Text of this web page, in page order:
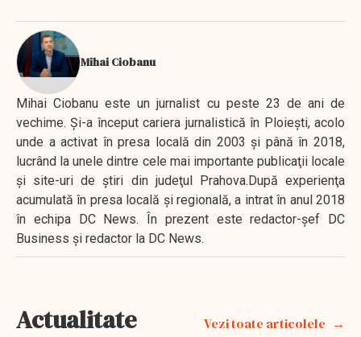
Mihai Ciobanu
Mihai Ciobanu este un jurnalist cu peste 23 de ani de
vechime. Şi-a început cariera jurnalistică în Ploieşti, acolo
unde a activat în presa locală din 2003 şi până în 2018,
lucrând la unele dintre cele mai importante publicaţii locale
şi site-uri de ştiri din judeţul Prahova.După experienţa
acumulată în presa locală şi regională, a intrat în anul 2018
în echipa DC News. În prezent este redactor-şef DC
Business şi redactor la DC News.
Actualitate Vezi toate articolele